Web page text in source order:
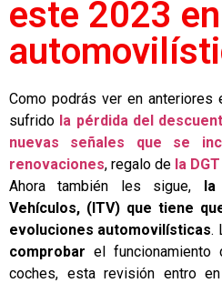
este 2023
Como podrás ver en anteriores
sufrido la pérdida del
nuevas señales que se
renovaciones, regalo de la
Ahora también les sigue, la
Vehículos, (ITV) que tiene
evoluciones automovilísticas.
comprobar el funcionamiento
coches, esta revisión entro